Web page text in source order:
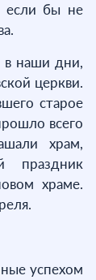
если бы не
в наши дни,
церкви.
старое
всего
храм,
праздник
храме.
успехом